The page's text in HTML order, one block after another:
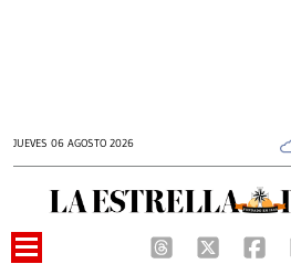
JUEVES 06 AGOSTO 2026